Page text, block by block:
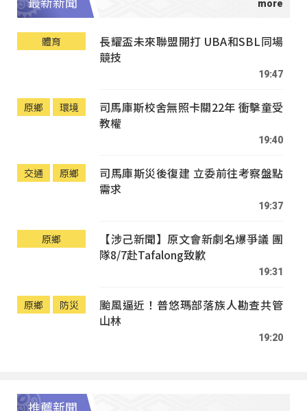
最新新聞
體育
長耀盃未來聯盟開打 UBA和SBL同場
競技
19:47
原鄉 環境
司馬庫斯校舍無照卡關22年 衝擊童受
教權
19:40
交通 原鄉
司馬庫斯災後復建 立委前往考察盤點
需求
19:37
原鄉
【涉己新聞】原文會新劇名爆爭議 團
隊8/7赴Tafalong致歉
19:31
原鄉 防災
颱風逼近！普悠瑪部落族人勘查共管
山林
19:20
推薦新聞